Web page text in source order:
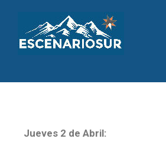
Jueves 2 de Abril: